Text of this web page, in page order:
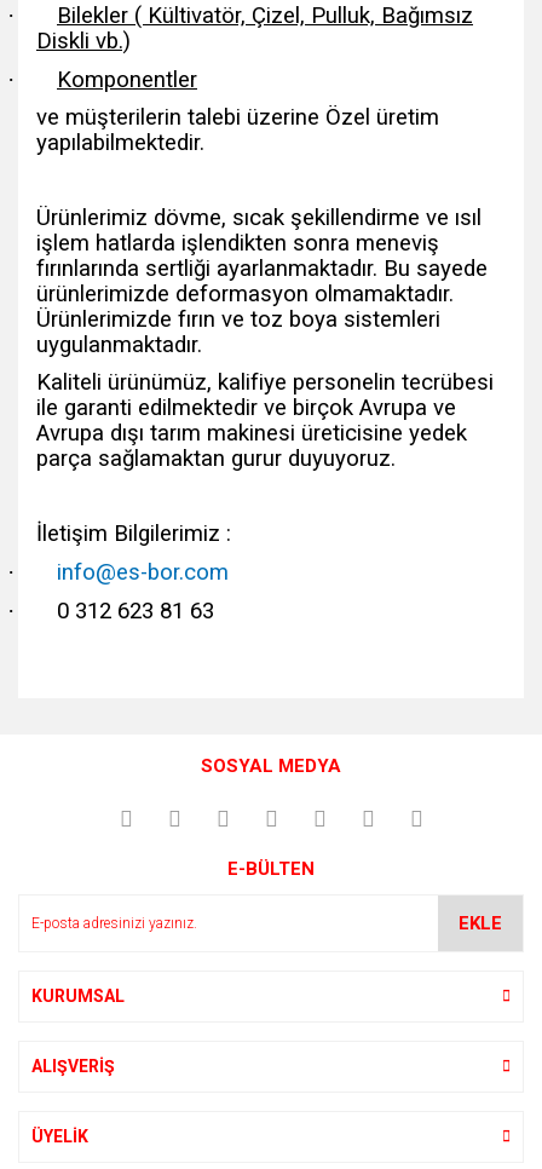
·
Bilekler ( Kültivatör, Çizel, Pulluk, Bağımsız
Diskli vb.)
·
Komponentler
ve müşterilerin talebi üzerine Özel üretim
yapılabilmektedir.
Ürünlerimiz dövme, sıcak şekillendirme ve ısıl
işlem hatlarda işlendikten sonra meneviş
fırınlarında sertliği ayarlanmaktadır. Bu sayede
ürünlerimizde deformasyon olmamaktadır.
Ürünlerimizde fırın ve toz boya sistemleri
uygulanmaktadır.
Kaliteli ürünümüz, kalifiye personelin tecrübesi
ile garanti edilmektedir ve birçok Avrupa ve
Avrupa dışı tarım makinesi üreticisine yedek
parça sağlamaktan gurur duyuyoruz.
İletişim Bilgilerimiz :
· info@es-bor.com
· 0 312 623 81 63
Yorum Yaz
Görüş ve önerileriniz için teşekkür ederiz.
Ürün açıklamasında eksik bilgiler bulunuyor.
SOSYAL MEDYA
E-BÜLTEN
EKLE
KURUMSAL
ALIŞVERİŞ
ÜYELİK